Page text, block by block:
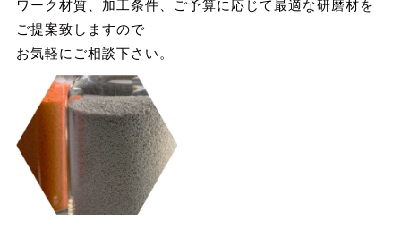
ワーク材質、加工条件、ご予算に応じて最適な研磨材を
ご提案致しますので
お気軽にご相談下さい。